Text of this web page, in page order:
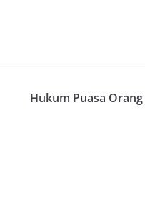
Hukum Puasa